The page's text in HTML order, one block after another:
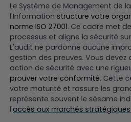
Le Système de Management de
l'Information structure votre
norme ISO 27001. Ce cadre met
processus et aligne la sécurité
L'audit ne pardonne aucune
gestion des preuves. Vous
action de sécurité avec une
prouver votre conformité. Cette
votre maturité et rassure les
représente souvent le sésame
l'accès aux marchés stratégiques